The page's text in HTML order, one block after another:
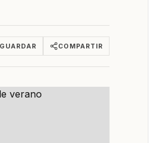
GUARDAR COMPARTIR